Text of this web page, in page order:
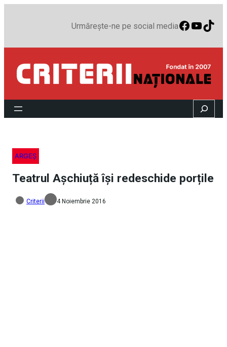
Urmărește-ne pe social media
Search
ARGEȘ
Teatrul Așchiuță își redeschide porțile
Criterii 4 Noiembrie 2016